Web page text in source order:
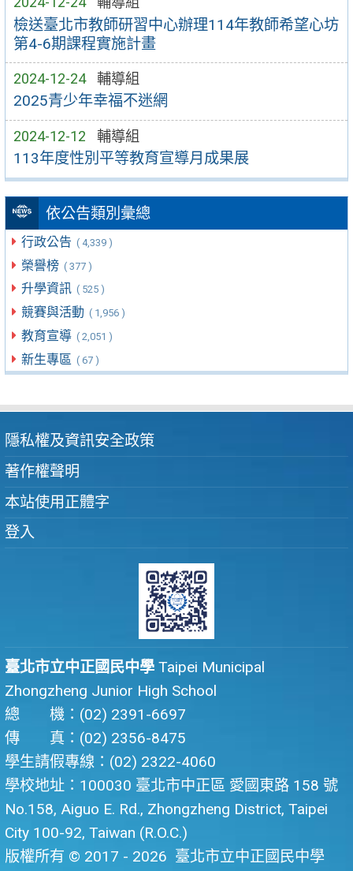
檢送臺北市教師研習中心辦理114年教師希望心坊
第4-6期課程實施計畫
2024-12-24 輔導組
2025青少年幸福不迷網
2024-12-12 輔導組
113年度性別平等教育宣導月成果展
依公告類別彙總
行政公告 ( 4,339 )
榮譽榜 ( 377 )
升學資訊 ( 525 )
競賽與活動 ( 1,956 )
教育宣導 ( 2,051 )
新生專區 ( 67 )
隱私權及資訊安全政策
著作權聲明
本站使用正體字
登入
臺北市立中正國民中學 Taipei Municipal
Zhongzheng Junior High School
總 機：(02) 2391-6697
傳 真：(02) 2356-8475
學生請假專線：(02) 2322-4060
學校地址：100030 臺北市中正區 愛國東路 158 號
No.158, Aiguo E. Rd., Zhongzheng District, Taipei
City 100-92, Taiwan (R.O.C.)
版權所有 © 2017 - 2026 臺北市立中正國民中學